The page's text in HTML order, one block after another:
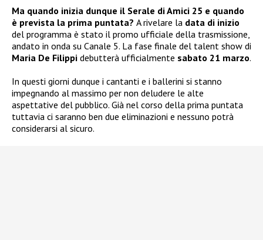
Ma quando inizia dunque il Serale di Amici 25 e quando
è prevista la prima puntata? A rivelare la data di inizio
del programma è stato il promo ufficiale della trasmissione,
andato in onda su Canale 5. La fase finale del talent show di
Maria De Filippi debutterà ufficialmente sabato 21 marzo.
In questi giorni dunque i cantanti e i ballerini si stanno
impegnando al massimo per non deludere le alte
aspettative del pubblico. Già nel corso della prima puntata
tuttavia ci saranno ben due eliminazioni e nessuno potrà
considerarsi al sicuro.